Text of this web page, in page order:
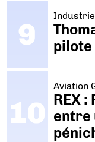
Industrie
pilote
Aviation
REX
entre